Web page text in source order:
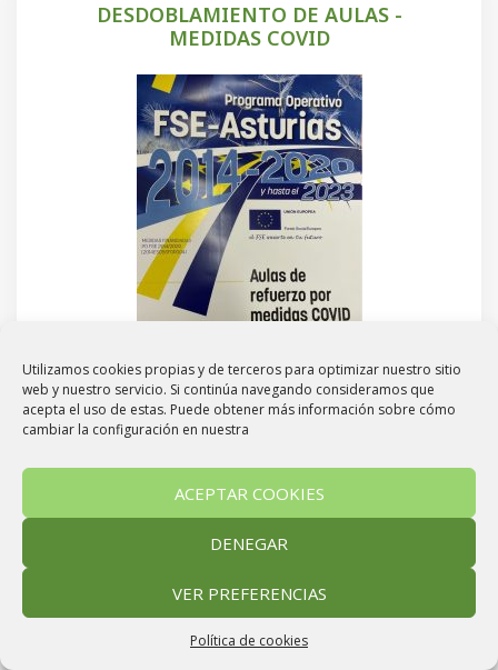
Utilizamos cookies propias y de terceros para optimizar nuestro sitio
web y nuestro servicio. Si continúa navegando consideramos que
acepta el uso de estas. Puede obtener más información sobre cómo
cambiar la configuración en nuestra
ACEPTAR COOKIES
DENEGAR
VER PREFERENCIAS
Política de cookies
DESDOBLAMIENTO DE AULAS -
MEDIDAS COVID
Las 3 aulas desdobladas en el centro para reforzar
las medidas COVID están financiadas por el Fondo
Social Europeo.